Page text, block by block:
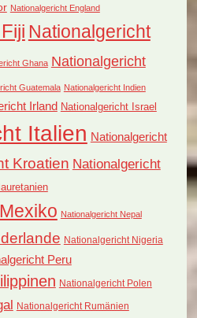
Nationalgericht England
Nationalgericht
Ghana Nationalgericht
Guatemala Nationalgericht Indien
Irland Nationalgericht Israel
Italien Nationalgericht
Kroatien Nationalgericht
Nationalgericht Nepal
Nationalgericht Nigeria
Peru
Nationalgericht Polen
Nationalgericht Rumänien